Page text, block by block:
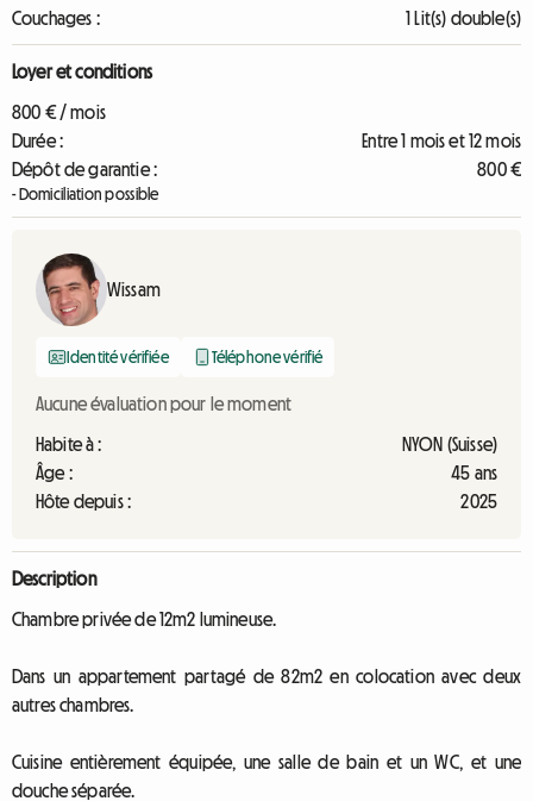
Couchages :
1 Lit(s) double(s)
Loyer et conditions
800 € / mois
Durée :
Entre 1 mois et 12 mois
Dépôt de garantie :
800 €
- Domiciliation possible
Wissam
Identité vérifiée Téléphone vérifié
Aucune évaluation pour le moment
Habite à :
NYON (Suisse)
Âge :
45 ans
Hôte depuis :
2025
Description
Chambre privée de 12m2 lumineuse.
Dans un appartement partagé de 82m2 en colocation avec deux
autres chambres.
Cuisine entièrement équipée, une salle de bain et un WC, et une
douche séparée.